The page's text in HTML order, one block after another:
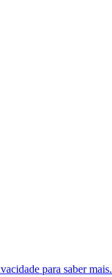
para saber mais.